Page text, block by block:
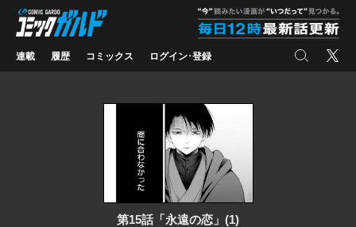
コミックガルド
連載 履歴 コミックス ログイン･登録 検索 X
第15話「永遠の恋」(1)